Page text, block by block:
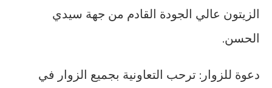
الزيتون عالي الجودة القادم من جهة سيدي
الحسن.
دعوة للزوار: ترحب التعاونية بجميع الزوار في